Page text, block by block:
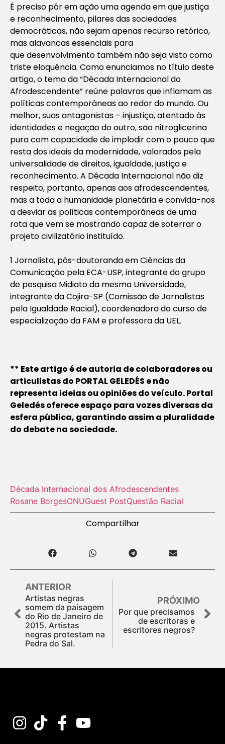
É preciso pôr em ação uma agenda em que justiça
e reconhecimento, pilares das sociedades
democráticas, não sejam apenas recurso retórico,
mas alavancas essenciais para
que desenvolvimento também não seja visto como
triste eloquência. Como enunciamos no título deste
artigo, o tema da “Década Internacional do
Afrodescendente” reúne palavras que inflamam as
políticas contemporâneas ao redor do mundo. Ou
melhor, suas antagonistas – injustiça, atentado às
identidades e negação do outro, são nitroglicerina
pura com capacidade de implodir com o pouco que
resta dos ideais da modernidade, valorados pela
universalidade de direitos, igualdade, justiça e
reconhecimento. A Década Internacional não diz
respeito, portanto, apenas aos afrodescendentes,
mas a toda a humanidade planetária e convida-nos
a desviar as políticas contemporâneas de uma
rota que vem se mostrando capaz de soterrar o
projeto civilizatório instituído.
1 Jornalista, pós-doutoranda em Ciências da
Comunicação pela ECA-USP, integrante do grupo
de pesquisa Midiato da mesma Universidade,
integrante da Cojira-SP (Comissão de Jornalistas
pela Igualdade Racial), coordenadora do curso de
especialização da FAM e professora da UEL.
** Este artigo é de autoria de colaboradores ou
articulistas do PORTAL GELEDÉS e não
representa ideias ou opiniões do veículo. Portal
Geledés oferece espaço para vozes diversas da
esfera pública, garantindo assim a pluralidade
do debate na sociedade.
Década Internacional dos Afrodescendentes
Rosane BorgesONUGuest PostQuestão Racial
Compartilhar
ANTERIOR
Artistas negras
somem da paisagem
do Rio de Janeiro de
2015. Artistas
negras protestam na
Pedra do Sal.
PRÓXIMO
Por que precisamos
de escritoras e
escritores negros?